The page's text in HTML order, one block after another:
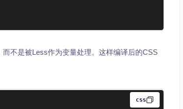
不是被Less作为变量处理。这样编译后的CSS
css